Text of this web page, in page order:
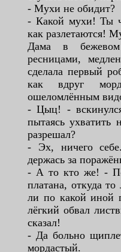
- Мухи не обидит?
- Какой мухи! Ты
как разлетаются!
Дама в бежевом
ресницами,
сделала первый
как вдруг
ошеломлённым
- Цыц! -
пытаясь
разрешал?
- Эх, ничего
держась за
- А то кто же! -
платана, откуда
ли по какой иной
лёгкий обвал
сказал!
- Да больно
мордастый.